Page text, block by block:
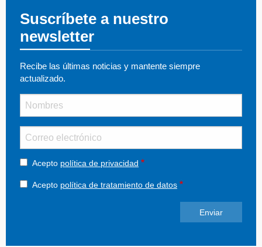
Suscríbete a nuestro
newsletter
Recibe las últimas noticias y mantente siempre
actualizado.
Acepto política de privacidad
Acepto política de tratamiento de datos